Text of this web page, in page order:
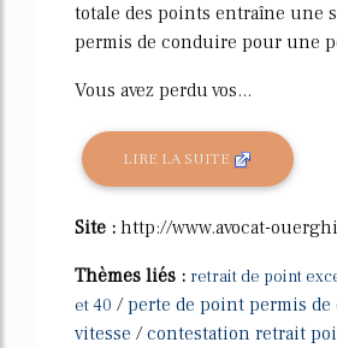
totale des points entraîne une
permis de conduire pour une
Vous avez perdu vos...
LIRE LA SUITE
Site : http://www.avocat-
Thèmes liés : retrait de point
et 40 /perte de point permis de
vitesse /contestation retrait